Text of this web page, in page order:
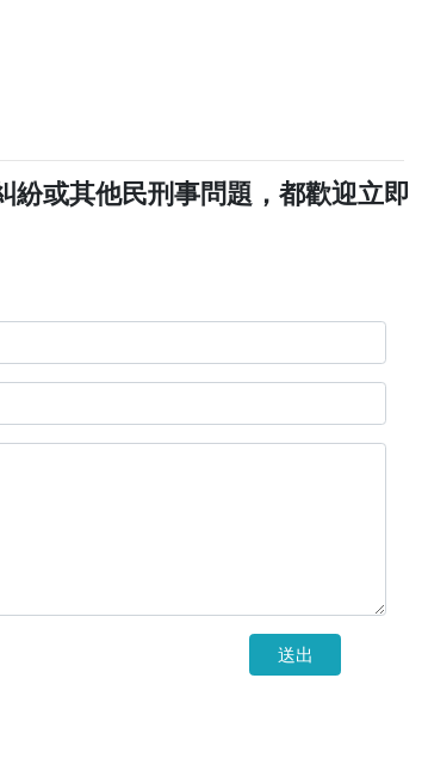
紛或其他民刑事問題，都歡迎立即
送出